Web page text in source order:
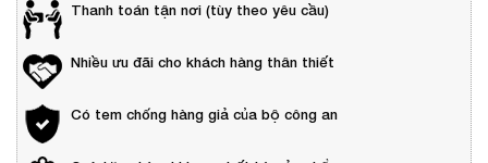
Thanh toán tận nơi (tùy theo yêu cầu)
Nhiều ưu đãi cho khách hàng thân thiết
Có tem chống hàng giả của bộ công an